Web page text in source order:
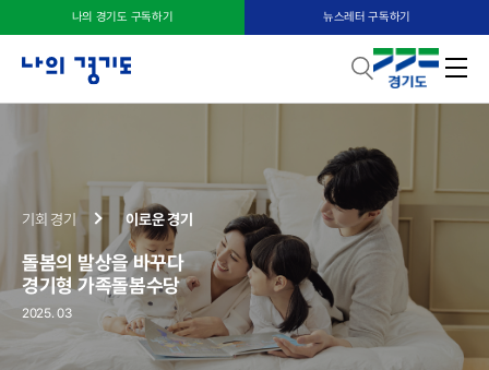
나의 경기도 구독하기 뉴스레터 구독하기
기회 경기 이로운 경기
돌봄의 발상을 바꾸다
경기형 가족돌봄수당
2025. 03